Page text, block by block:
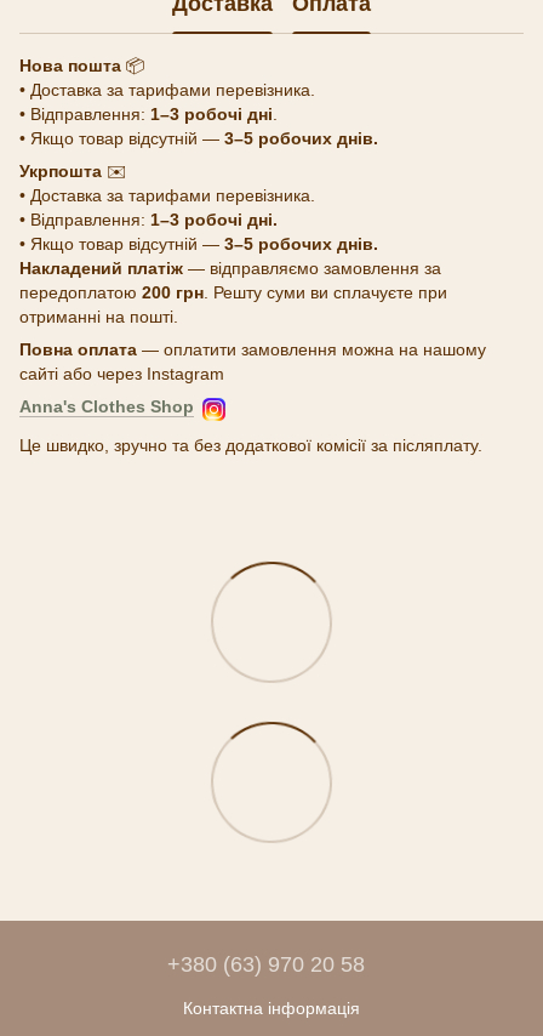
Нова пошта 📦
• Доставка за тарифами перевізника.
• Відправлення: 1–3 робочі дні
• Якщо товар відсутній — 3–5 робочих днів.
Укрпошта ✉️
• Доставка за тарифами перевізника.
• Відправлення: 1–3 робочі дні.
• Якщо товар відсутній — 3–5 робочих днів.
Накладений платіж — відправляємо замовлення за
передоплатою 200 грн . Решту суми ви сплачуєте при
отриманні на пошті.
Повна оплата — оплатити замовлення можна на нашому
сайті або через Instagram
Anna's Clothes Shop
Це швидко, зручно та без додаткової комісії за післяплату.
+380 (63) 970 20 58
Контактна інформація